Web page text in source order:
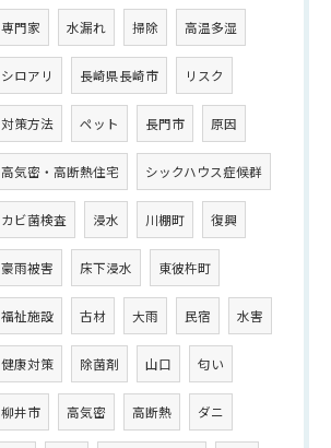
専門家 水漏れ 掃除 高温多湿
シロアリ 長崎県長崎市 リスク
対策方法 ペット 長門市 原因
高気密・高断熱住宅 シックハウス症候群
カビ菌検査 浸水 川棚町 復興
豪雨被害 床下浸水 東彼杵町
福祉施設 古材 大雨 民宿 水害
健康対策 除菌剤 山口 匂い
柳井市 高気密 高断熱 ダニ